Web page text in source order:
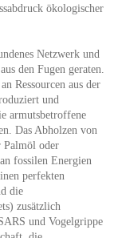
ökologischer
Netzwerk und
den Fugen geraten.
Ressourcen aus der
und
armutsbetroffene
Das Abholzen von
Palmöl oder
fossilen Energien
perfekten
die
zusätzlich
und Vogelgrippe